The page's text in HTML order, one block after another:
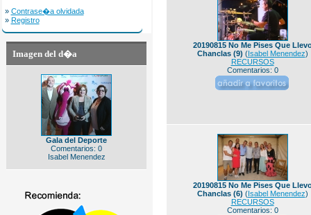
» Contrase�a olvidada
» Registro
Imagen del d�a
Gala del Deporte
Comentarios: 0
Isabel Menendez
20190815 No Me Pises Que
Chanclas (9) (Isabel Menendez)
RECURSOS
Comentarios: 0
20190815 No Me Pises Que
Chanclas (6) (Isabel Menendez)
RECURSOS
Comentarios: 0